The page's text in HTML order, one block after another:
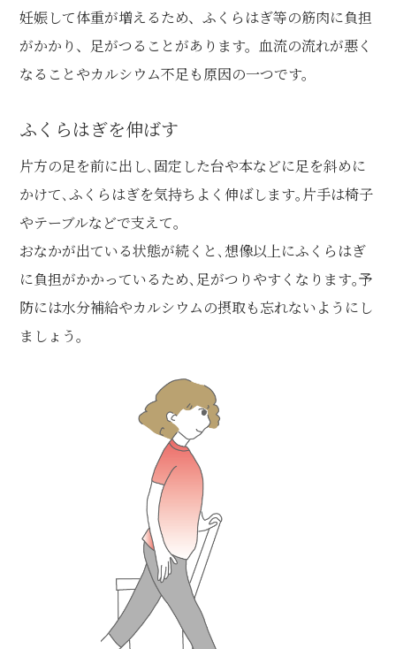
妊娠して体重が増えるため、ふくらはぎ等の筋肉に負担
がかかり、足がつることがあります。血流の流れが悪く
なることやカルシウム不足も原因の一つです。
ふくらはぎを伸ばす
片方の足を前に出し､固定した台や本などに足を斜めに
かけて､ふくらはぎを気持ちよく伸ばします｡片手は椅子
やテーブルなどで支えて｡
おなかが出ている状態が続くと､想像以上にふくらはぎ
に負担がかかっているため､足がつりやすくなります｡予
防には水分補給やカルシウムの摂取も忘れないようにし
ましょう。